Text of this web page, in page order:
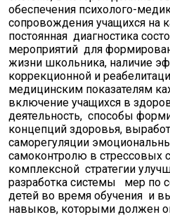
обеспечения психолого-
сопровождения учащихся на
постоянная диагностика
мероприятий для
жизни школьника, наличие
коррекционной и
медицинским показателям
включение учащихся в
деятельность, способы
концепций здоровья,
саморегуляции
самоконтролю в стрессовых
комплексной стратегии
разработка системы мер по
детей во время обучения и
навыков, которыми должен